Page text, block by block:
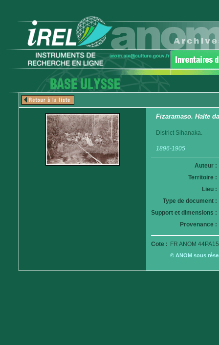
Fizaramaso. Halte
District Sihanaka.
1896-1905
Auteur :
Territoire :
Lieu :
Type de document :
Support et dimensions :
Provenance :
Cote : FR ANOM
© ANOM sous